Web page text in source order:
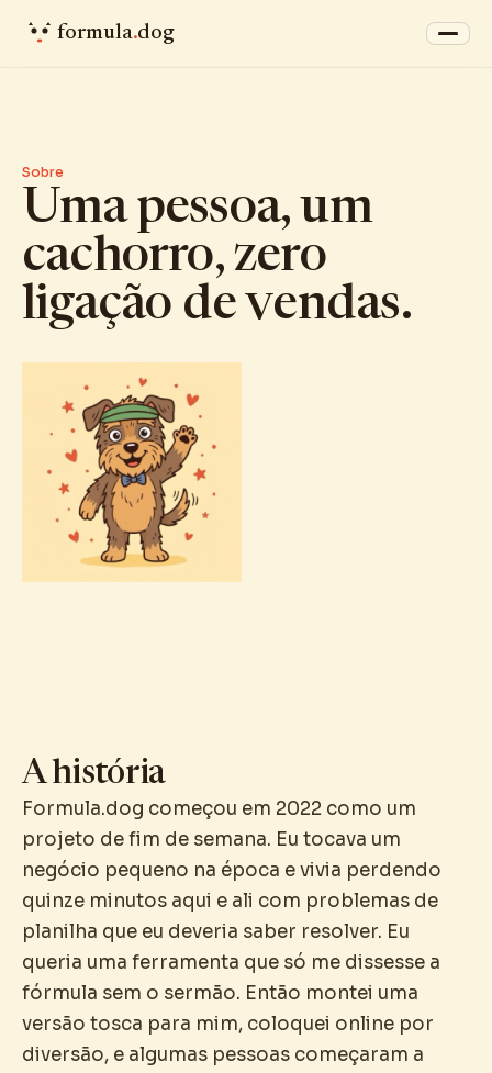
formula.dog
Sobre
Uma pessoa, um
cachorro, zero
ligação de vendas.
A história
Formula.dog começou em 2022 como um
projeto de fim de semana. Eu tocava um
negócio pequeno na época e vivia perdendo
quinze minutos aqui e ali com problemas de
planilha que eu deveria saber resolver. Eu
queria uma ferramenta que só me dissesse a
fórmula sem o sermão. Então montei uma
versão tosca para mim, coloquei online por
diversão, e algumas pessoas começaram a